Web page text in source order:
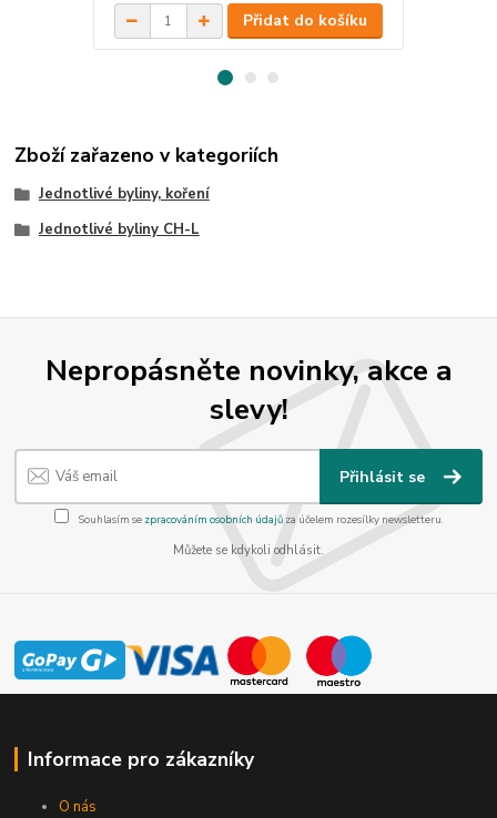
Přidat do košíku
Zboží zařazeno v kategoriích
Jednotlivé byliny, koření
Jednotlivé byliny CH-L
Nepropásněte novinky, akce a
slevy!
Přihlásit se
Souhlasím se zpracováním osobních údajůza účelem rozesílky newsletteru.
Můžete se kdykoli odhlásit.
Informace pro zákazníky
O nás